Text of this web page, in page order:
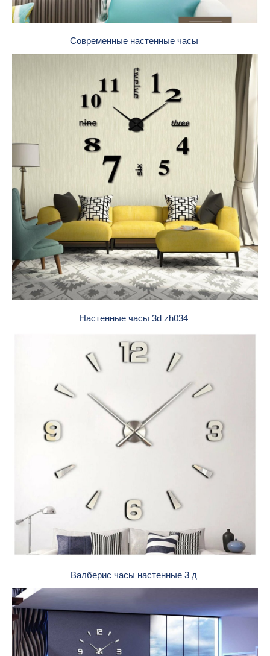
Современные настенные часы
Настенные часы 3d zh034
Валберис часы настенные 3 д